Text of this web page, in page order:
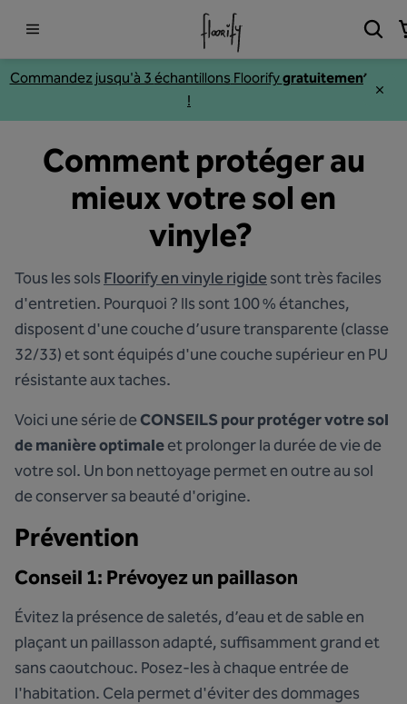
Commandez jusqu'à 3 échantillons Floorifygratuitement
!
Comment protéger au
mieux votre sol en
vinyle?
Tous les sols Floorify en vinyle rigidesont très faciles
d'entretien. Pourquoi ? Ils sont 100 % étanches,
disposent d'une couche d’usure transparente (classe
32/33) et sont équipés d'une couche supérieur en PU
résistante aux taches.
Voici une série deCONSEILS pour protéger votre sol
de manière optimaleet prolonger la durée de vie de
votre sol. Un bon nettoyage permet en outre au sol
de conserver sa beauté d'origine.
Prévention
Conseil 1: Prévoyez un paillason
Évitez la présence de saletés, d’eau et de sable en
plaçant un paillasson adapté, suffisamment grand et
sans caoutchouc. Posez-les à chaque entrée de
l'habitation. Cela permet d'éviter des dommages